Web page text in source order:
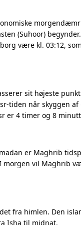
(Suhoor)
være kl. 03:12,
sit højeste
tiden når skyggen
er 4 timer og 8
er Maghrib
morgen vil Maghrib
fra himlen. Den
Isha til midnat.